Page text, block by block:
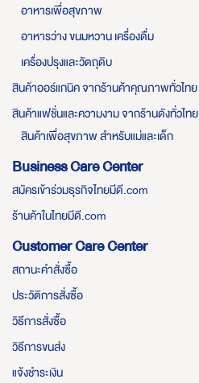
อาหารเพื่อสุขภาพ
อาหารว่าง ขนมหวาน เครื่องดื่ม
เครื่องปรุงและวัตถุดิบ
สินค้าออร์แกนิค จากร้านค้าคุณภาพทั่วไทย
สินค้าแฟชั่นและความงาม จากร้านดังทั่วไทย
สินค้าเพื่อสุขภาพ สำหรับแม่และเด็ก
Business Care Center
สมัครเข้าร่วมธุรกิจไทยมีดี.com
ร้านค้าในไทยมีดี.com
Customer Care Center
สถานะคำสั่งซื้อ
ประวัติการสั่งซื้อ
วิธีการสั่งซื้อ
วิธีการขนส่ง
แจ้งชำระเงิน